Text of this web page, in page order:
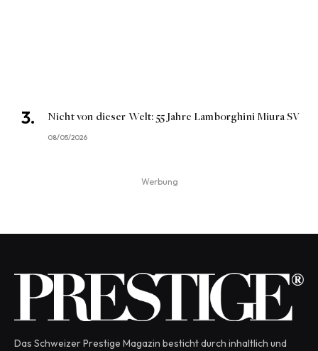
Nicht von dieser Welt: 55 Jahre Lamborghini Miura SV
08/05/2026
Werbung
Das Schweizer Prestige Magazin besticht durch inhaltlich und